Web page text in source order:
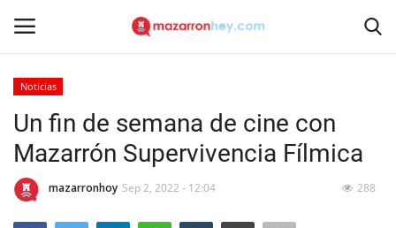
Inicio
Contacto
Noticias
Un fin de semana de cine con
Mazarrón Supervivencia Fílmica
mazarronhoy Sep 2, 2022 - 12:04 288